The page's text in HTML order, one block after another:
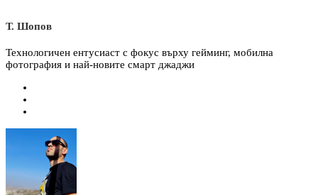
Т. Шопов
Технологичен ентусиаст с фокус върху гейминг, мобилна
фотография и най-новите смарт джаджи